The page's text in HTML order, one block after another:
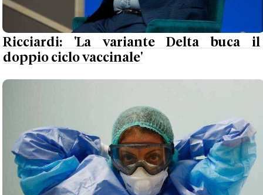
Ricciardi: 'La variante Delta buca il
doppio ciclo vaccinale'